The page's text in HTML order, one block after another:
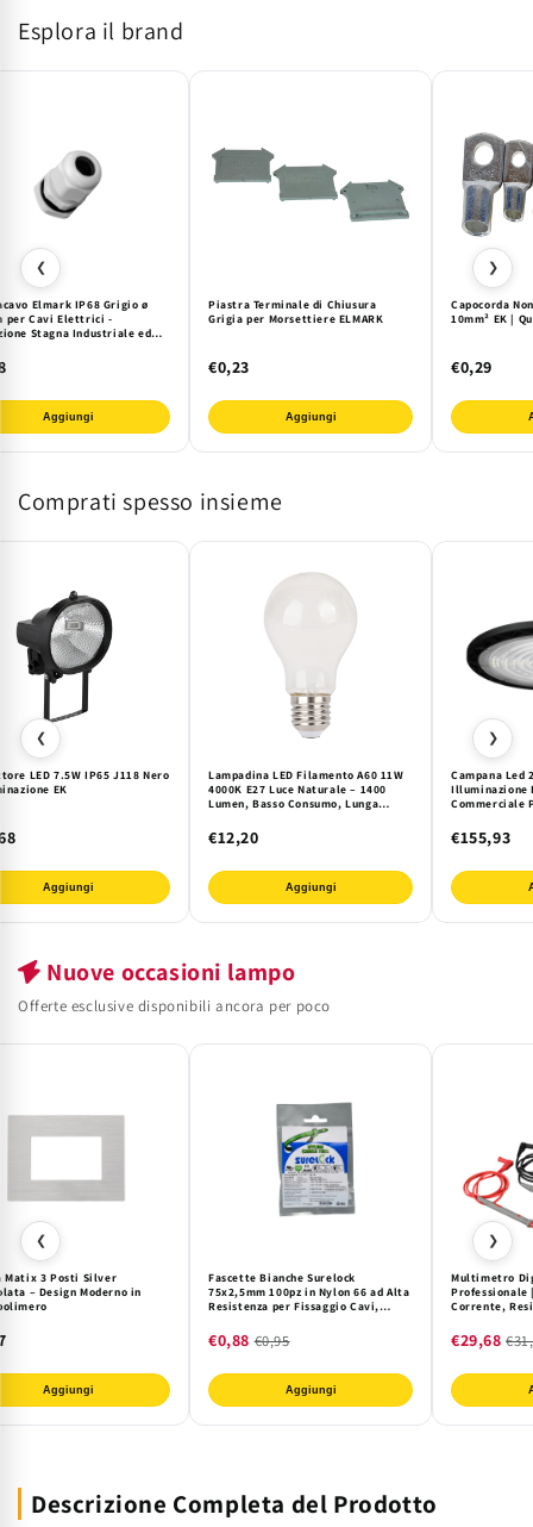
Esplora il brand
❮
Elmark IP68 Grigio ø
per Cavi Elettrici -
Stagna Industriale ed
Aggiungi
Piastra Terminale di Chiusura
Grigia per Morsettiere ELMARK
€0,23
Aggiungi
Capocorda
10mm² EK |
€0,29
❯
Comprati spesso insieme
❮
LED 7.5W IP65 J118 Nero
EK
Aggiungi
Lampadina LED Filamento A60 11W
4000K E27 Luce Naturale – 1400
Lumen, Basso Consumo, Lunga
€12,20
Aggiungi
Campana Led
Illuminazione
Commerciale
€155,93
❯
Nuove occasioni lampo
Offerte esclusive disponibili ancora per poco
❮
Matix 3 Posti Silver
– Design Moderno in
Aggiungi
Fascette Bianche Surelock
75x2,5mm 100pz in Nylon 66 ad Alta
Resistenza per Fissaggio Cavi,
e Industriali
€0,88 €0,95
Aggiungi
Multimetro
Professionale
Corrente,
Industria
€29,68
❯
Descrizione Completa del Prodotto